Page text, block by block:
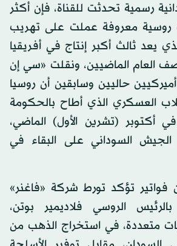
رسمية تحدثت للقناة، فإن أكثر
روسية معروفة عملت على تهريب
يعد ثالث أكبر إنتاج في أفريقيا
العام الماضيين، ونقلت «سي إن
حاليين وسابقين أن روسيا
العسكري الذي أطاح بالحكومة
في أكتوبر (تشرين الأول) الماضي،
الجيش السوداني على البقاء في
تؤكد تورط شركة «فاغنر»
بالرئيس الروسي فلاديمير بوتن،
متعددة، في استخراج الذهب من